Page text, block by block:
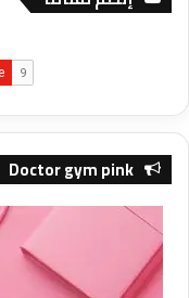
Doctor gym pink